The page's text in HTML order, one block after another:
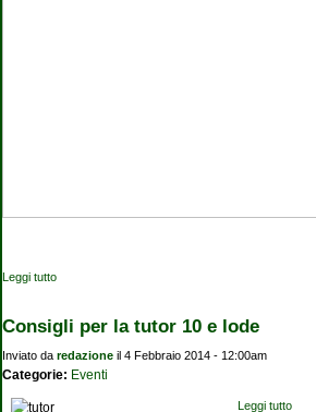
Leggi tutto
Consigli per la tutor 10 e lode
Inviato da redazione il 4 Febbraio 2014 - 12:00am
Categorie: Eventi
Leggi tutto